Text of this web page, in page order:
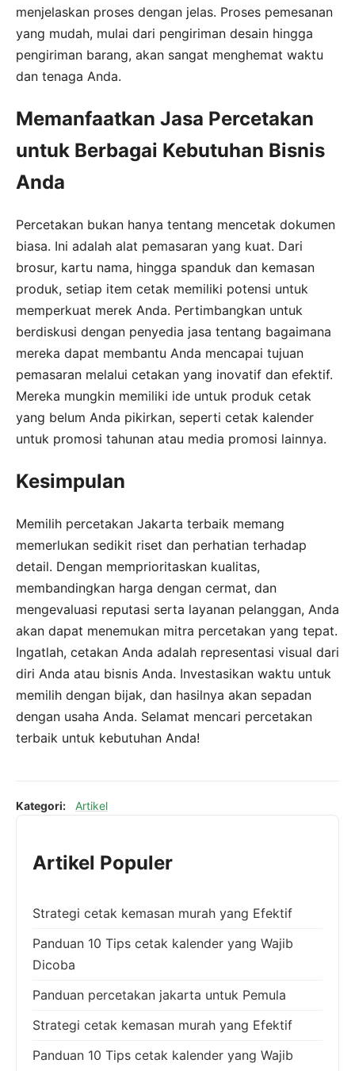
menjelaskan proses dengan jelas. Proses pemesanan
yang mudah, mulai dari pengiriman desain hingga
pengiriman barang, akan sangat menghemat waktu
dan tenaga Anda.
Memanfaatkan Jasa Percetakan
untuk Berbagai Kebutuhan Bisnis
Anda
Percetakan bukan hanya tentang mencetak dokumen
biasa. Ini adalah alat pemasaran yang kuat. Dari
brosur, kartu nama, hingga spanduk dan kemasan
produk, setiap item cetak memiliki potensi untuk
memperkuat merek Anda. Pertimbangkan untuk
berdiskusi dengan penyedia jasa tentang bagaimana
mereka dapat membantu Anda mencapai tujuan
pemasaran melalui cetakan yang inovatif dan efektif.
Mereka mungkin memiliki ide untuk produk cetak
yang belum Anda pikirkan, seperti cetak kalender
untuk promosi tahunan atau media promosi lainnya.
Kesimpulan
Memilih percetakan Jakarta terbaik memang
memerlukan sedikit riset dan perhatian terhadap
detail. Dengan memprioritaskan kualitas,
membandingkan harga dengan cermat, dan
mengevaluasi reputasi serta layanan pelanggan, Anda
akan dapat menemukan mitra percetakan yang tepat.
Ingatlah, cetakan Anda adalah representasi visual dari
diri Anda atau bisnis Anda. Investasikan waktu untuk
memilih dengan bijak, dan hasilnya akan sepadan
dengan usaha Anda. Selamat mencari percetakan
terbaik untuk kebutuhan Anda!
Kategori: Artikel
Artikel Populer
Strategi cetak kemasan murah yang Efektif
Panduan 10 Tips cetak kalender yang Wajib
Dicoba
Panduan percetakan jakarta untuk Pemula
Strategi cetak kemasan murah yang Efektif
Panduan 10 Tips cetak kalender yang Wajib